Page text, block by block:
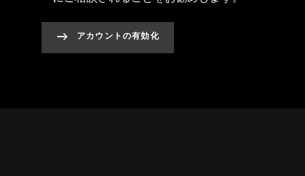
アカウントの有効化